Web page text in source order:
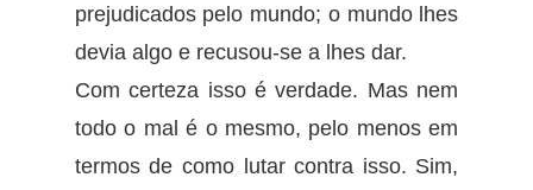
prejudicados pelo mundo; o mundo lhes
devia algo e recusou-se a lhes dar.
Com certeza isso é verdade. Mas nem
todo o mal é o mesmo, pelo menos em
termos de como lutar contra isso. Sim,